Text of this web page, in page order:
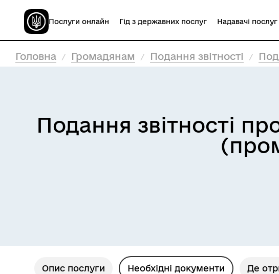
Послуги онлайн Гід з державних послуг Надавачі послуг
Головна Громадянам Подання звітності
Подання звітності
Опис послуги Необхідні документи Де